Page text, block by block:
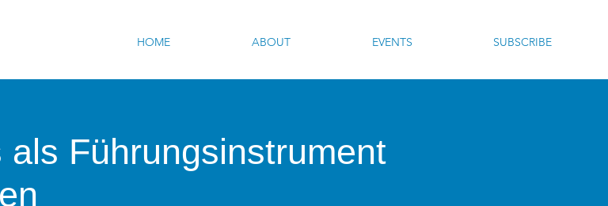
HOME ABOUT EVENTS SUBSCRIBE
als Führungsinstrument